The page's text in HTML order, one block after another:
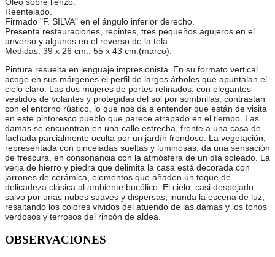
Óleo sobre lienzo.
Reentelado.
Firmado "F. SILVA" en el ángulo inferior derecho.
Presenta restauraciones, repintes, tres pequeños agujeros en el
anverso y algunos en el reverso de la tela.
Medidas: 39 x 26 cm.; 55 x 43 cm.(marco).
Pintura resuelta en lenguaje impresionista. En su formato vertical
acoge en sus márgenes el perfil de largos árboles que apuntalan el
cielo claro. Las dos mujeres de portes refinados, con elegantes
vestidos de volantes y protegidas del sol por sombrillas, contrastan
con el entorno rústico, lo que nos da a entender que están de visita
en este pintoresco pueblo que parece atrapado en el tiempo. Las
damas se encuentran en una calle estrecha, frente a una casa de
fachada parcialmente oculta por un jardín frondoso. La vegetación,
representada con pinceladas sueltas y luminosas, da una sensación
de frescura, en consonancia con la atmósfera de un día soleado. La
verja de hierro y piedra que delimita la casa está decorada con
jarrones de cerámica, elementos que añaden un toque de
delicadeza clásica al ambiente bucólico. El cielo, casi despejado
salvo por unas nubes suaves y dispersas, inunda la escena de luz,
resaltando los colores vívidos del atuendo de las damas y los tonos
verdosos y terrosos del rincón de aldea.
OBSERVACIONES